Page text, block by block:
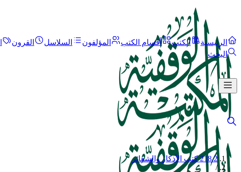
الرئيسية الكتب أقسام الكتب المؤلفون السلاسل القرون
البحث
218.2 كتب الأذكار والشعائر
/